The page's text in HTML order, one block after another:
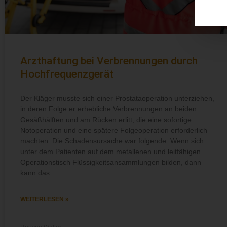
Arzthaftung bei Verbrennungen durch
Hochfrequenzgerät
Der Kläger musste sich einer Prostataoperation unterziehen,
in deren Folge er erhebliche Verbrennungen an beiden
Gesäßhälften und am Rücken erlitt, die eine sofortige
Notoperation und eine spätere Folgeoperation erforderlich
machten. Die Schadensursache war folgende: Wenn sich
unter dem Patienten auf dem metallenen und leitfähigen
Operationstisch Flüssigkeitsansammlungen bilden, dann
kann das
WEITERLESEN »